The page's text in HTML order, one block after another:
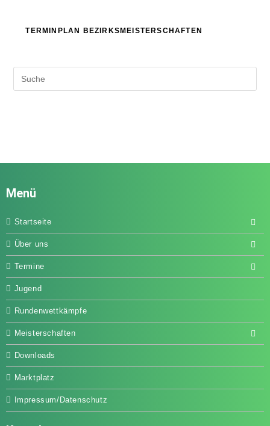
TERMINPLAN BEZIRKSMEISTERSCHAFTEN
Menü
Startseite
Über uns
Termine
Jugend
Rundenwettkämpfe
Meisterschaften
Downloads
Marktplatz
Impressum/Datenschutz